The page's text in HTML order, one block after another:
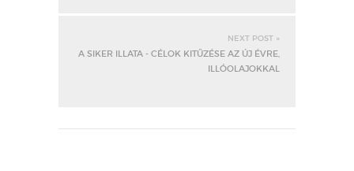
NEXT POST »
A SIKER ILLATA - CÉLOK KITŰZÉSE AZ ÚJ ÉVRE,
ILLÓOLAJOKKAL